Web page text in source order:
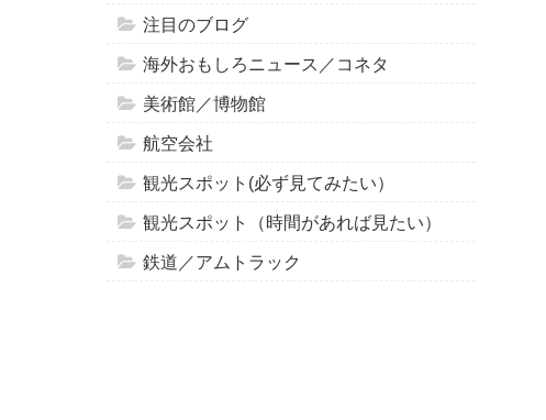
注目のブログ
海外おもしろニュース／コネタ
美術館／博物館
航空会社
観光スポット(必ず見てみたい）
観光スポット（時間があれば見たい）
鉄道／アムトラック